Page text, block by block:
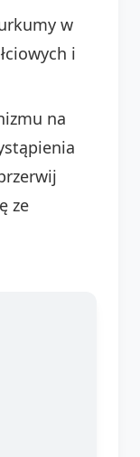
w
i
na
ze